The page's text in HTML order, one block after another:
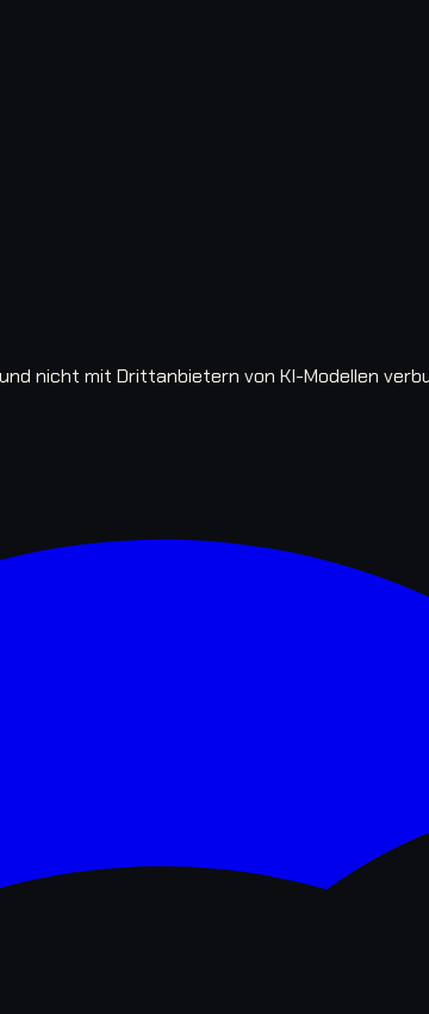
nicht mit Drittanbietern von KI-Modellen